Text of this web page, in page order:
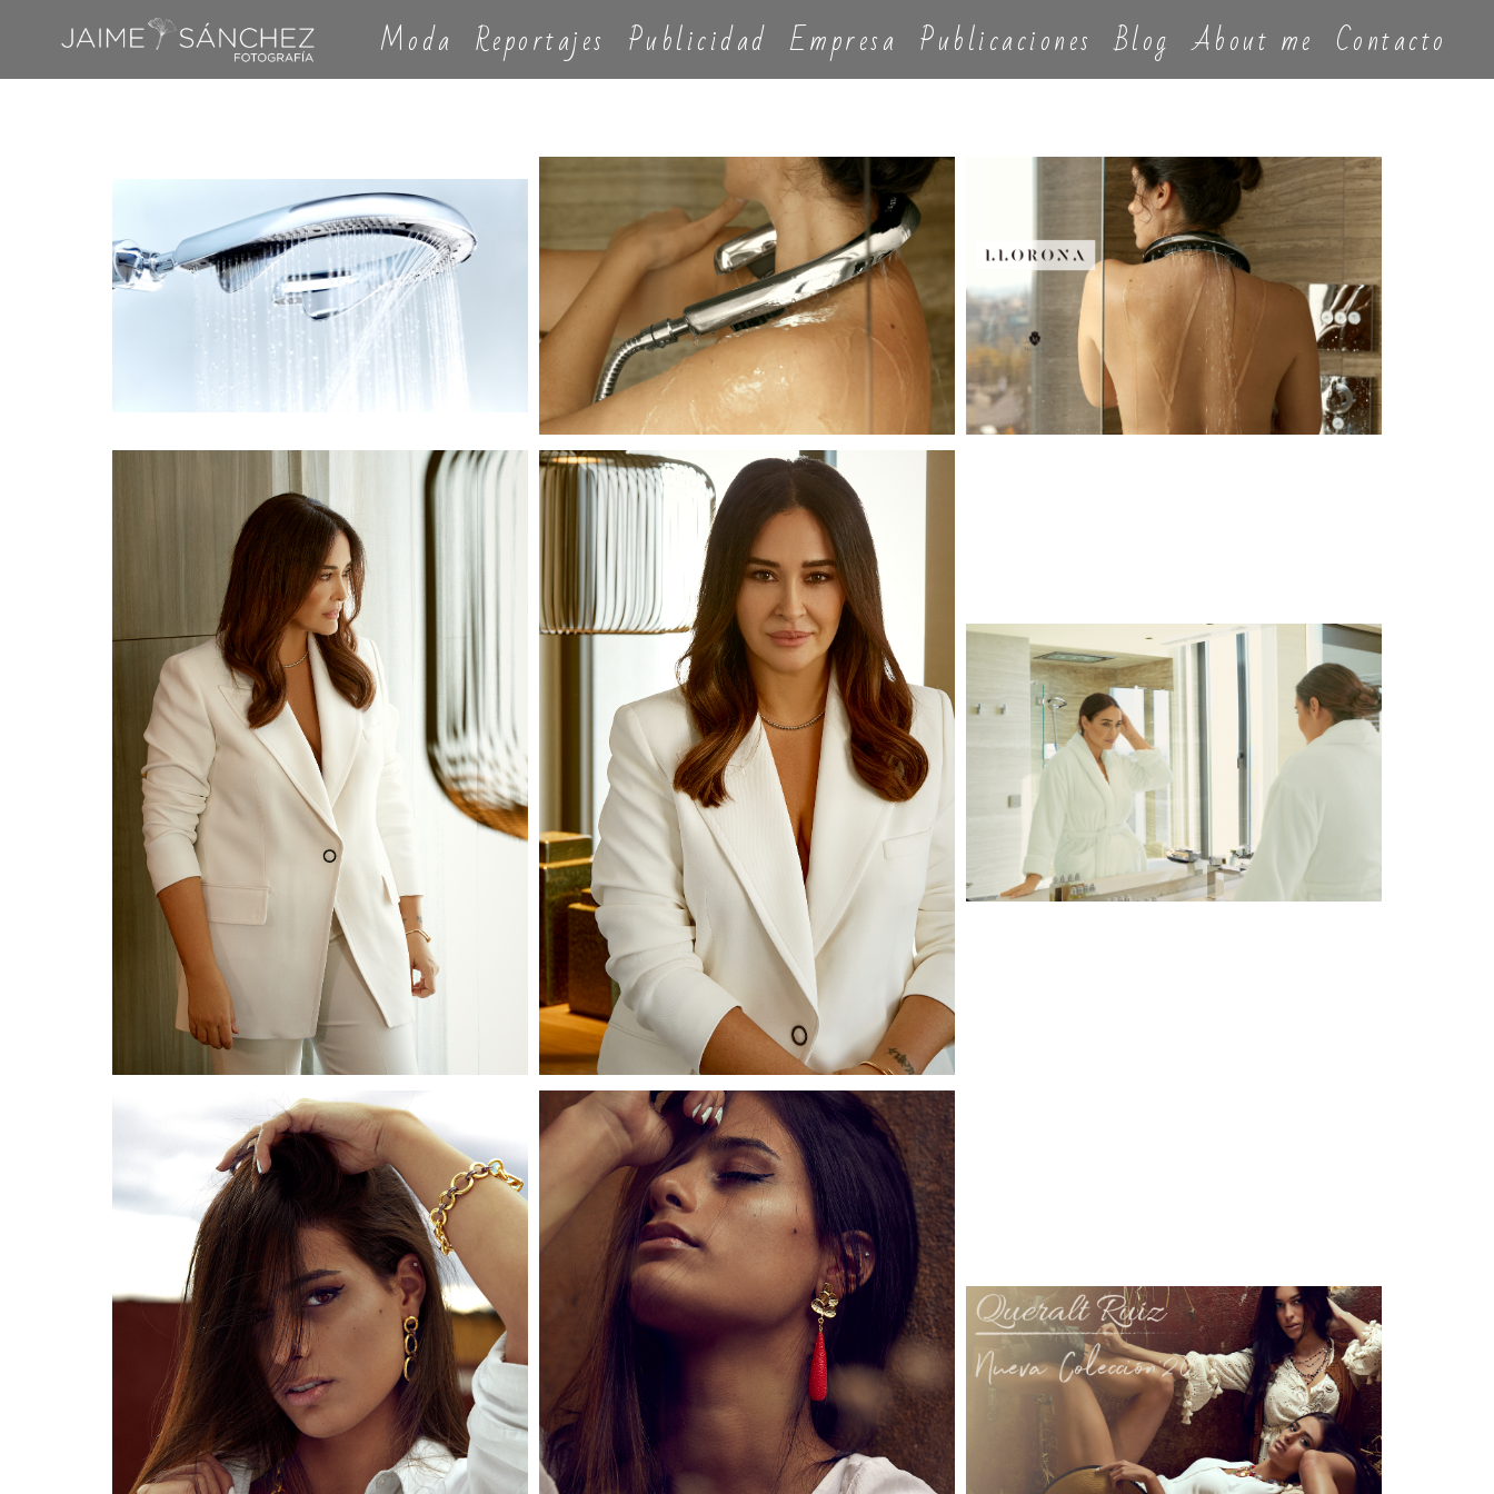
Moda Reportajes Publicidad Empresa Publicaciones Blog About me Contacto